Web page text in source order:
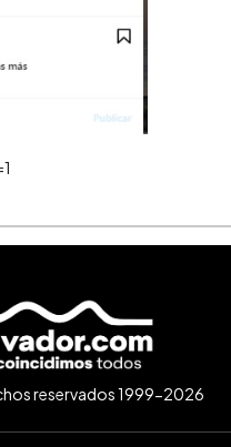
reservados 1999-2026